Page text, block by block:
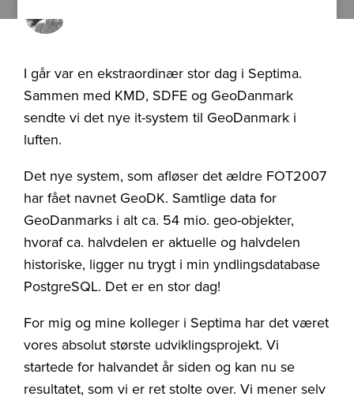
I går var en ekstraordinær stor dag i Septima.
Sammen med KMD, SDFE og GeoDanmark
sendte vi det nye it-system til GeoDanmark i
luften.
Det nye system, som afløser det ældre FOT2007
har fået navnet GeoDK. Samtlige data for
GeoDanmarks i alt ca. 54 mio. geo-objekter,
hvoraf ca. halvdelen er aktuelle og halvdelen
historiske, ligger nu trygt i min yndlingsdatabase
PostgreSQL. Det er en stor dag!
For mig og mine kolleger i Septima har det været
vores absolut største udviklingsprojekt. Vi
startede for halvandet år siden og kan nu se
resultatet, som vi er ret stolte over. Vi mener selv